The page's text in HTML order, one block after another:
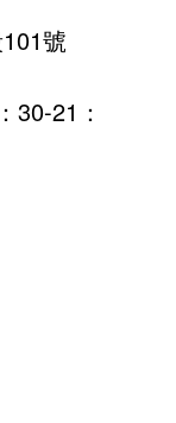
101號
市)
30-21：